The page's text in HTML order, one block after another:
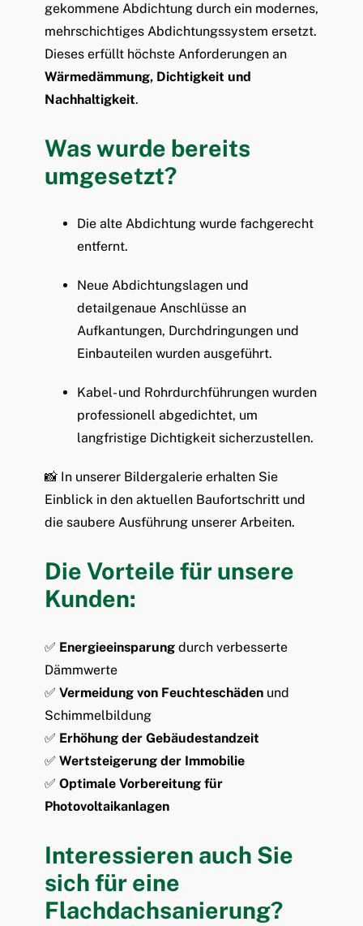
gekommene Abdichtung durch ein modernes,
mehrschichtiges Abdichtungssystem ersetzt.
Dieses erfüllt höchste Anforderungen an
Wärmedämmung, Dichtigkeit und
Nachhaltigkeit.
Was wurde bereits
umgesetzt?
Die alte Abdichtung wurde fachgerecht
entfernt.
Neue Abdichtungslagen und
detailgenaue Anschlüsse an
Aufkantungen, Durchdringungen und
Einbauteilen wurden ausgeführt.
Kabel- und Rohrdurchführungen wurden
professionell abgedichtet, um
langfristige Dichtigkeit sicherzustellen.
📸 In unserer Bildergalerie erhalten Sie
Einblick in den aktuellen Baufortschritt und
die saubere Ausführung unserer Arbeiten.
Die Vorteile für unsere
Kunden:
✅ Energieeinsparung durch verbesserte
Dämmwerte
✅ Vermeidung von Feuchteschäden und
Schimmelbildung
✅ Erhöhung der Gebäudestandzeit
✅ Wertsteigerung der Immobilie
✅ Optimale Vorbereitung für
Photovoltaikanlagen
Interessieren auch Sie
sich für eine
Flachdachsanierung?